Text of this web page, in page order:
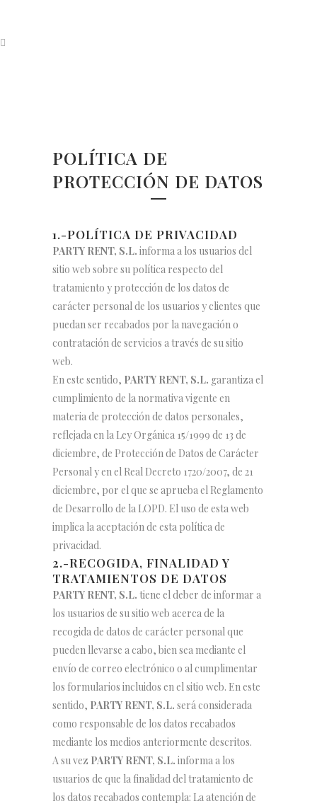
POLÍTICA DE
PROTECCIÓN DE DATOS
1.-POLÍTICA DE PRIVACIDAD
PARTY RENT, S.L. informa a los usuarios del
sitio web sobre su política respecto del
tratamiento y protección de los datos de
carácter personal de los usuarios y clientes que
puedan ser recabados por la navegación o
contratación de servicios a través de su sitio
web.
En este sentido, PARTY RENT, S.L. garantiza el
cumplimiento de la normativa vigente en
materia de protección de datos personales,
reflejada en la Ley Orgánica 15/1999 de 13 de
diciembre, de Protección de Datos de Carácter
Personal y en el Real Decreto 1720/2007, de 21
diciembre, por el que se aprueba el Reglamento
de Desarrollo de la LOPD. El uso de esta web
implica la aceptación de esta política de
privacidad.
2.-RECOGIDA, FINALIDAD Y
TRATAMIENTOS DE DATOS
PARTY RENT, S.L. tiene el deber de informar a
los usuarios de su sitio web acerca de la
recogida de datos de carácter personal que
pueden llevarse a cabo, bien sea mediante el
envío de correo electrónico o al cumplimentar
los formularios incluidos en el sitio web. En este
sentido, PARTY RENT, S.L. será considerada
como responsable de los datos recabados
mediante los medios anteriormente descritos.
A su vez PARTY RENT, S.L. informa a los
usuarios de que la finalidad del tratamiento de
los datos recabados contempla: La atención de